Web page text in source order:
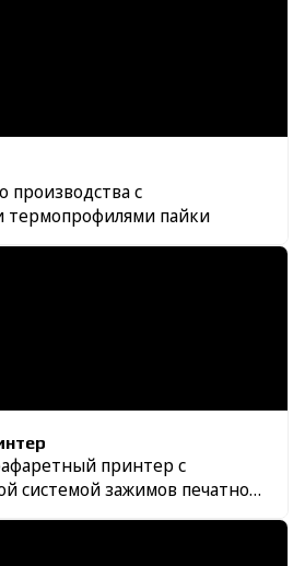
производства с
термопрофилями пайки
принтер с
системой зажимов печатной